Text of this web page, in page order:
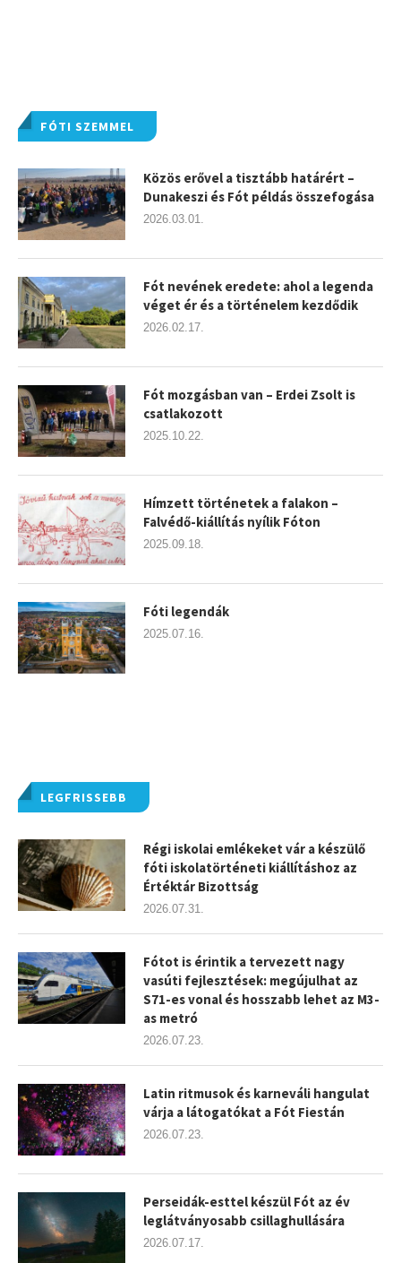
LEGFRISSEBB
Régi iskolai emlékeket vár a készülő
fóti iskolatörténeti kiállításhoz az
Értéktár Bizottság
2026.07.31.
Fótot is érintik a tervezett nagy
vasúti fejlesztések: megújulhat az
S71-es vonal és hosszabb lehet az M3-
as metró
2026.07.23.
Latin ritmusok és karneváli hangulat
várja a látogatókat a Fót Fiestán
2026.07.23.
Perseidák-esttel készül Fót az év
leglátványosabb csillaghullására
2026.07.17.
FÓTI SZEMMEL
Közös erővel a tisztább határért –
Dunakeszi és Fót példás összefogása
2026.03.01.
Fót nevének eredete: ahol a legenda
véget ér és a történelem kezdődik
2026.02.17.
Fót mozgásban van – Erdei Zsolt is
csatlakozott
2025.10.22.
Hímzett történetek a falakon –
Falvédő-kiállítás nyílik Fóton
2025.09.18.
Fóti legendák
2025.07.16.